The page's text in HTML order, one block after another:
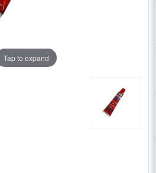
Tap to expand